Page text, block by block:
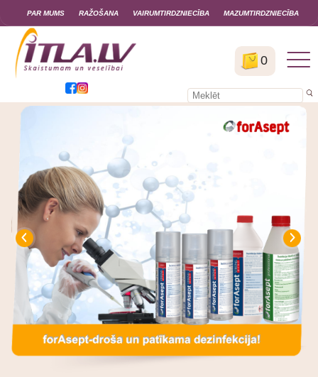
0
PAR MUMS RAŽOŠANA VAIRUMTIRDZNIECĪBA MAZUMTIRDZNIECĪBA